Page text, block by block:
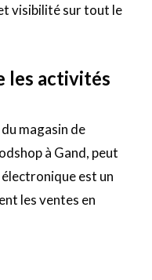
visibilité sur tout le
les activités
magasin de
à Gand, peut
est un
les ventes en